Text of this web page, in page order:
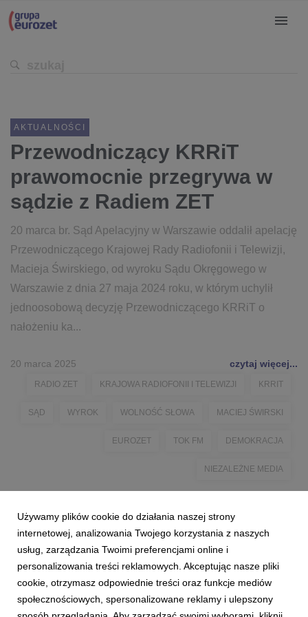
AKTUALNOŚCI
Przewodniczący KRRiT
prawomocnie przegrywa w
sądzie z Radiem ZET
20 marca br. Sąd Apelacyjny w Warszawie oddalił apelację
Przewodniczącego Krajowej Rady Radiofonii i Telewizji,
Macieja Świrskiego, od wyroku Sądu Okręgowego w
Warszawie z dnia 27 maja 2024 roku, w którym uchylił
jednoosobową decyzję Przewodniczącego KRRiT o
nałożeniu ka...
20 marca 2025 czytaj więcej...
RADIO ZET KRAJOWA RADIOFONII I TELEWIZJI KRRIT
SĄD WYROK WOLNOŚĆ SŁOWA MACIEJ ŚWIRSKI
EUROZET TOK FM DEMOKRACJA
NIEZALEŻNE MEDIA
Używamy plików cookie do działania naszej strony
internetowej, analizowania Twojego korzystania z naszych
usług, zarządzania Twoimi preferencjami online i
personalizowania treści reklamowych. Akceptując nasze pliki
cookie, otrzymasz odpowiednie treści oraz funkcje mediów
społecznościowych, spersonalizowane reklamy i ulepszony